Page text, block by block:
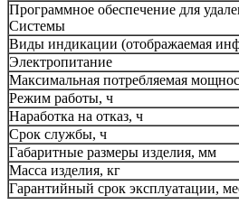
Программное обеспечение для
Системы
Виды индикации (отображаемая
Электропитание
Максимальная потребляемая
Режим работы, ч
Наработка на отказ, ч
Срок службы, ч
Габаритные размеры изделия, мм
Масса изделия, кг
Гарантийный срок эксплуатации,